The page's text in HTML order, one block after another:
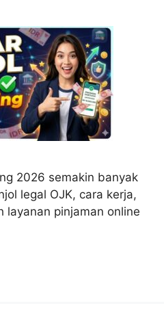
2026 semakin banyak
legal OJK, cara kerja,
layanan pinjaman online